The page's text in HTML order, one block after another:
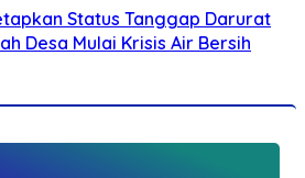
Status Tanggap Darurat
Desa Mulai Krisis Air Bersih